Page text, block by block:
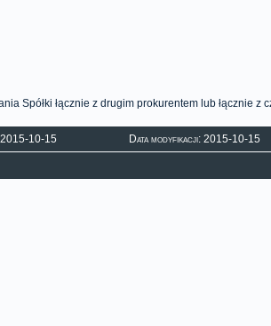
Spółki łącznie z drugim prokurentem lub łącznie z
2015-10-15 Data modyfikacji: 2015-10-15